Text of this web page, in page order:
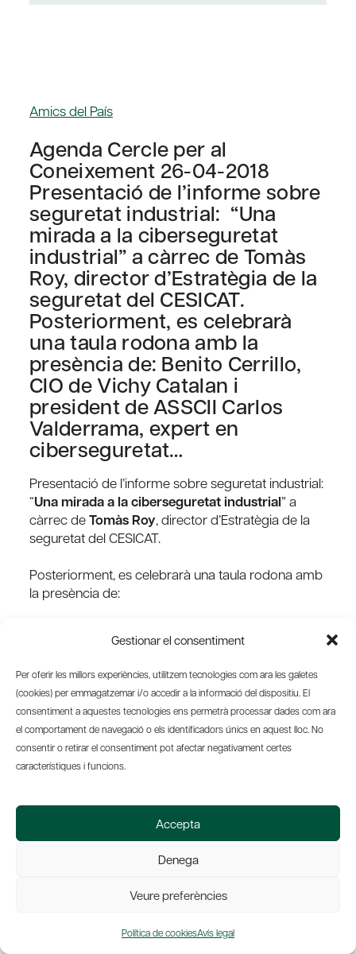
Gestionar el consentiment
Per oferir les millors experiències, utilitzem tecnologies com ara les galetes
(cookies) per emmagatzemar i/o accedir a la informació del dispositiu. El
consentiment a aquestes tecnologies ens permetrà processar dades com ara
el comportament de navegació o els identificadors únics en aquest lloc. No
consentir o retirar el consentiment pot afectar negativament certes
característiques i funcions.
Accepta
Denega
Veure preferències
Política de cookiesAvís legal
Amics del País
Agenda Cercle per al
Coneixement 26-04-2018
Presentació de l’informe sobre
seguretat industrial: “Una
mirada a la ciberseguretat
industrial” a càrrec de Tomàs
Roy, director d’Estratègia de la
seguretat del CESICAT.
Posteriorment, es celebrarà
una taula rodona amb la
presència de: Benito Cerrillo,
CIO de Vichy Catalan i
president de ASSCII Carlos
Valderrama, expert en
ciberseguretat…
Presentació de l’informe sobre seguretat industrial:
“Una mirada a la ciberseguretat industrial” a
càrrec deTomàs Roy, director d’Estratègia de la
seguretat del CESICAT.
Posteriorment, es celebrarà una taula rodona amb
la presència de:
Carlos Valderrama, expert en ciberseguretat
Juan Caubet, director de l’àrea de ciberseguretat
de EURECAT